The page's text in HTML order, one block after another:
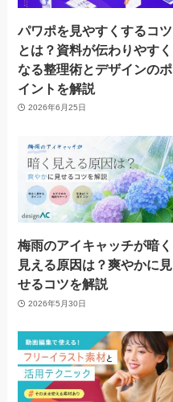
パワポを見やすくするコツ
とは？資料が伝わりやすく
なる整理術とデザインのポ
イントを解説
2026年6月25日
梅雨のアイキャッチが暗く
見える原因は？爽やかに見
せるコツを解説
2026年5月30日